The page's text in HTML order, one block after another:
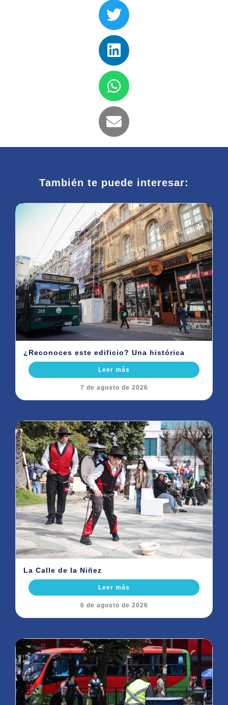
También te puede interesar:
¿Reconoces este edificio? Una histórica
Leer más
7 de agosto de 2026
La Calle de la Niñez
Leer más
6 de agosto de 2026